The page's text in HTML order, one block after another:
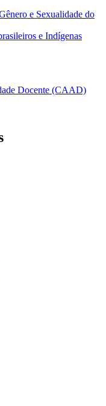
e Sexualidade do
e Indígenas
Docente (CAAD)